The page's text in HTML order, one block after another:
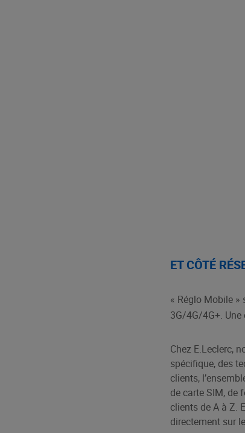
ET CÔTÉ
« Réglo Mobile »
3G/4G/4G+.
Chez E.Leclerc,
spécifique, des
clients,
de carte SIM, de
clients de A à Z.
directement sur